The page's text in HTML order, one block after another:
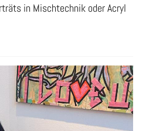
in Mischtechnik oder Acryl